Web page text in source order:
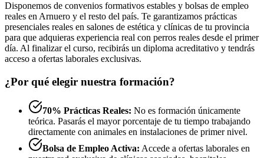
Disponemos de convenios formativos estables y bolsas de empleo
reales en Arnuero y el resto del país. Te garantizamos prácticas
presenciales reales en salones de estética y clínicas de tu provincia
para que adquieras experiencia real con perros reales desde el primer
día. Al finalizar el curso, recibirás un diploma acreditativo y tendrás
acceso a ofertas laborales exclusivas.
¿Por qué elegir nuestra formación?
70% Prácticas Reales: No es formación únicamente
teórica. Pasarás el mayor porcentaje de tu tiempo trabajando
directamente con animales en instalaciones de primer nivel.
Bolsa de Empleo Activa: Accede a ofertas laborales en